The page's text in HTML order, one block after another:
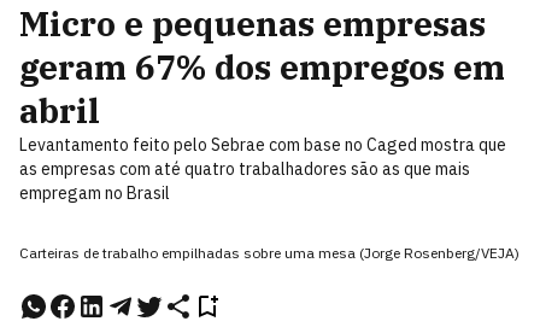
Micro e pequenas empresas
geram 67% dos empregos em
abril
Levantamento feito pelo Sebrae com base no Caged mostra que
as empresas com até quatro trabalhadores são as que mais
empregam no Brasil
Carteiras de trabalho empilhadas sobre uma mesa (Jorge Rosenberg/VEJA)